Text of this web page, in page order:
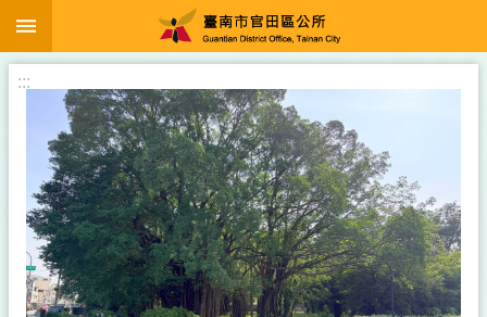
跳到主要內容區塊
:::